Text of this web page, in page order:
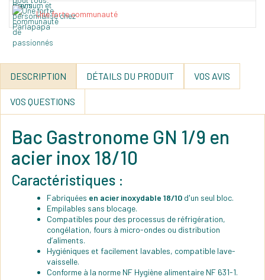
Une forte communauté
DESCRIPTION DÉTAILS DU PRODUIT VOS AVIS
VOS QUESTIONS
Bac Gastronome GN 1/9 en
acier inox 18/10
Caractéristiques :
Fabriquées en acier inoxydable 18/10 d'un seul bloc.
Empilables sans blocage.
Compatibles pour des processus de réfrigération,
congélation, fours à micro-ondes ou distribution
d’aliments.
Hygiéniques et facilement lavables, compatible lave-
vaisselle.
Conforme à la norme NF Hygiène alimentaire NF 631-1.